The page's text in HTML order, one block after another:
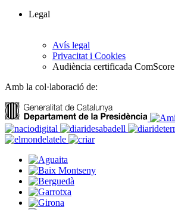
Legal
Avís legal
Privacitat i Cookies
Audiència certificada ComScore
Amb la col·laboració de: